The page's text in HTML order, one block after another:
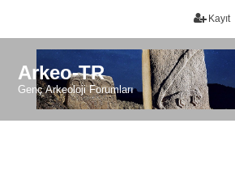
Kayıt
Arkeo-TR
Genç Arkeoloji Forumları